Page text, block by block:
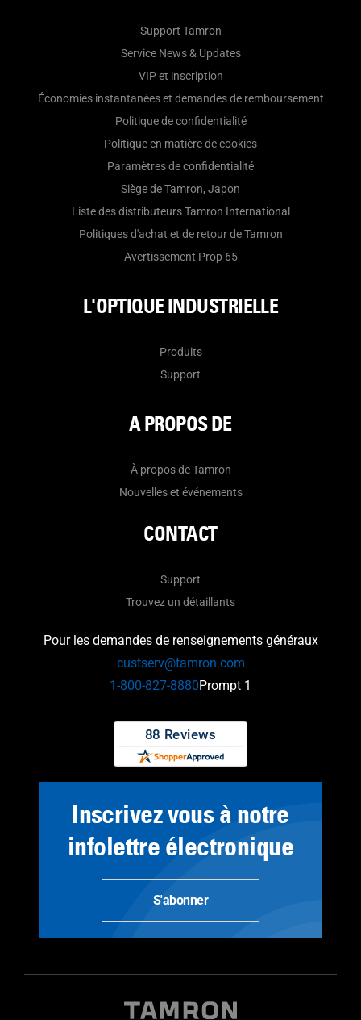
Support Tamron
Service News & Updates
VIP et inscription
Économies instantanées et demandes de remboursement
Politique de confidentialité
Politique en matière de cookies
Paramètres de confidentialité
Siège de Tamron, Japon
Liste des distributeurs Tamron International
Politiques d'achat et de retour de Tamron
Avertissement Prop 65
L'OPTIQUE INDUSTRIELLE
Produits
Support
A PROPOS DE
À propos de Tamron
Nouvelles et événements
CONTACT
Support
Trouvez un détaillants
Pour les demandes de renseignements généraux
custserv@tamron.com
1-800-827-8880Prompt 1
Inscrivez vous à notre
infolettre électronique
S'abonner